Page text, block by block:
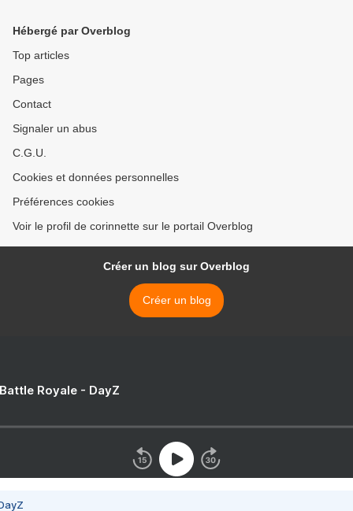
Hébergé par Overblog
Top articles
Pages
Contact
Signaler un abus
C.G.U.
Cookies et données personnelles
Préférences cookies
Voir le profil de corinnette sur le portail Overblog
Créer un blog sur Overblog
Créer un blog
Royale - DayZ